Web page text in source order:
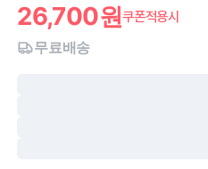
26,700원쿠폰적용시
무료배송